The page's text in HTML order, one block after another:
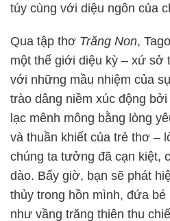
túy cùng với diệu ngôn của
Qua tập thơ Trăng Non,
một thế giới diệu kỳ – xứ sở
với những mầu nhiệm của
trào dâng niềm xúc động
lạc mênh mông bằng lòng
và thuần khiết của trẻ thơ –
chúng ta tưởng đã cạn kiệt,
dào. Bấy giờ, bạn sẽ phát
thủy trong hồn mình, đứa
như vầng trăng thiên thu